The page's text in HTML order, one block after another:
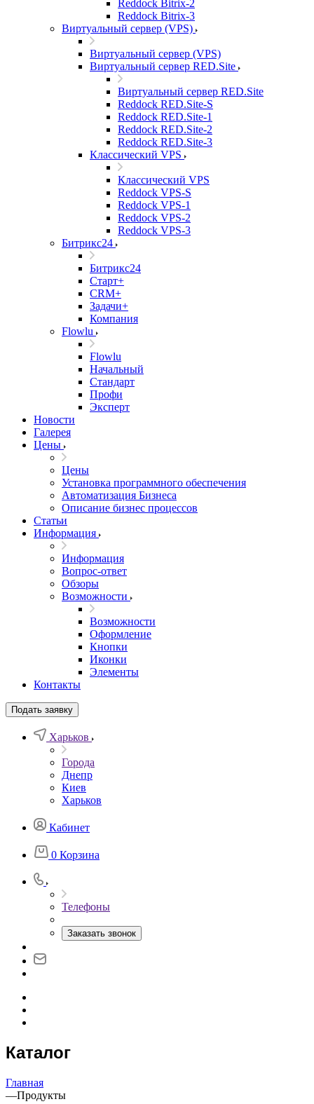
Reddock Bitrix-2
Reddock Bitrix-3
Виртуальный сервер (VPS)
Виртуальный сервер (VPS)
Виртуальный сервер RED.Site
Виртуальный сервер RED.Site
Reddock RED.Site-S
Reddock RED.Site-1
Reddock RED.Site-2
Reddock RED.Site-3
Классический VPS
Классический VPS
Reddock VPS-S
Reddock VPS-1
Reddock VPS-2
Reddock VPS-3
Битрикс24
Битрикс24
Старт+
CRM+
Задачи+
Компания
Flowlu
Flowlu
Начальный
Стандарт
Профи
Эксперт
Новости
Галерея
Цены
Цены
Установка программного обеспечения
Автоматизация Бизнеса
Описание бизнес процессов
Статьи
Информация
Информация
Вопрос-ответ
Обзоры
Возможности
Возможности
Оформление
Кнопки
Иконки
Элементы
Контакты
Подать заявку
Харьков
Города
Днепр
Киев
Харьков
Кабинет
0 Корзина
Телефоны
Заказать звонок
Каталог
Главная
—Продукты